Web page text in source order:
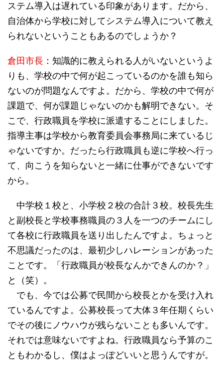
ステム導入は遅れている印象があります。だから、
自治体から学校に対してシステム導入について教え
られないということもあるのでしょうか？
倉田市長 ：知識的に教えられる人がいないというよ
りも、学校の中で何が起こっているのかを誰も知ら
ないのが問題なんですよ。だから、学校の中で何が
課題で、何が課題じゃないのかも解明できない。そ
こで、行政職員を学校に派遣することにしました。
指導主事は学校から教育委員会事務局に来ているじ
ゃないですか。だったら行政職員も逆に学校へ行っ
て、向こうを知らないと一緒に仕事ができないです
から。
中学校１校と、小学校２校の合計３校。校長先生
と副校長と学校事務職員の３人を一つのチームにし
て各校に行政職員を送り出したんですよ。ちょっと
不思議だったのは、最初少しハレーションがあった
ことです。「行政職員が校長なんかできんのか？」
と（笑）。
でも、今では公募で民間から校長とかを受け入れ
ているんですよ。公募校長って大体３年任期くらい
でその後にノウハウが残らないことも多いんです。
それでは意味ないですよね。行政職員なら予算のこ
ともわかるし、僕はよっぽどいいと思うんですが。